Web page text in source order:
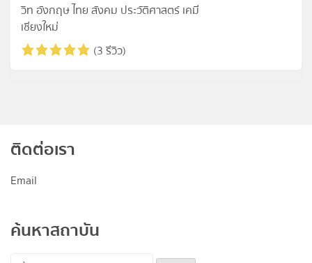
วิท อังกฤษ ไทย สังคม ประวัติศาสตร์ เคมี
เชียงใหม่
(3 รีวิว)
ติดต่อเรา
Email
ค้นหาสถาบัน